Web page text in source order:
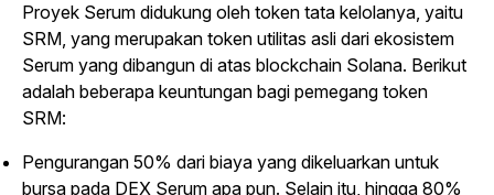
Proyek Serum didukung oleh token tata kelolanya, yaitu
SRM, yang merupakan token utilitas asli dari ekosistem
Serum yang dibangun di atas blockchain Solana. Berikut
adalah beberapa keuntungan bagi pemegang token
SRM:
Pengurangan 50% dari biaya yang dikeluarkan untuk
bursa pada DEX Serum apa pun. Selain itu, hingga 80%